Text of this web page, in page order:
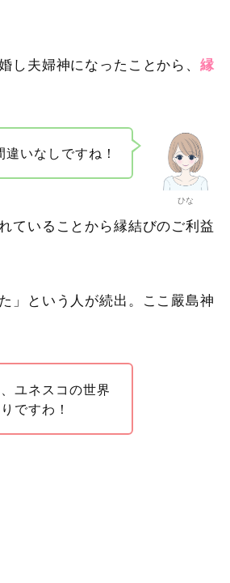
し夫婦神になったことから、 縁
ひな
いなしですね！
ていることから縁結びのご利益
」という人が続出。ここ嚴島神
ユネスコの世界
ですわ！